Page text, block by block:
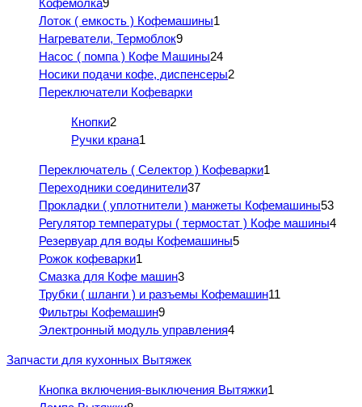
Кофемолка9
Лоток ( емкость ) Кофемашины1
Нагреватели, Термоблок9
Насос ( помпа ) Кофе Машины24
Носики подачи кофе, диспенсеры2
Переключатели Кофеварки
Кнопки2
Ручки крана1
Переключатель ( Селектор ) Кофеварки1
Переходники соединители37
Прокладки ( уплотнители ) манжеты Кофемашины53
Регулятор температуры ( термостат ) Кофе машины4
Резервуар для воды Кофемашины5
Рожок кофеварки1
Смазка для Кофе машин3
Трубки ( шланги ) и разъемы Кофемашин11
Фильтры Кофемашин9
Электронный модуль управления4
Запчасти для кухонных Вытяжек
Кнопка включения-выключения Вытяжки1